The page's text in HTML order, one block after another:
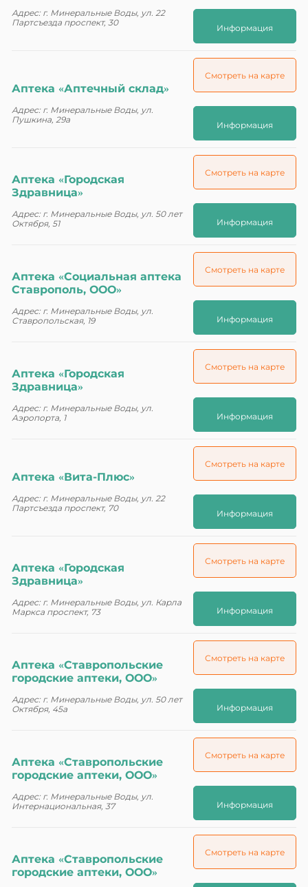
Адрес: г. Минеральные Воды, ул. 22
Партсъезда проспект, 30
Информация
Аптека «Аптечный склад»
Адрес: г. Минеральные Воды, ул.
Пушкина, 29а
Смотреть на карте
Информация
Аптека «Городская
Здравница»
Адрес: г. Минеральные Воды, ул. 50 лет
Октября, 51
Смотреть на карте
Информация
Аптека «Социальная аптека
Ставрополь, ООО»
Адрес: г. Минеральные Воды, ул.
Ставропольская, 19
Смотреть на карте
Информация
Аптека «Городская
Здравница»
Адрес: г. Минеральные Воды, ул.
Аэропорта, 1
Смотреть на карте
Информация
Аптека «Вита-Плюс»
Адрес: г. Минеральные Воды, ул. 22
Партсъезда проспект, 70
Смотреть на карте
Информация
Аптека «Городская
Здравница»
Адрес: г. Минеральные Воды, ул. Карла
Маркса проспект, 73
Смотреть на карте
Информация
Аптека «Ставропольские
городские аптеки, ООО»
Адрес: г. Минеральные Воды, ул. 50 лет
Октября, 45а
Смотреть на карте
Информация
Аптека «Ставропольские
городские аптеки, ООО»
Адрес: г. Минеральные Воды, ул.
Интернациональная, 37
Смотреть на карте
Информация
Аптека «Ставропольские
городские аптеки, ООО»
Смотреть на карте